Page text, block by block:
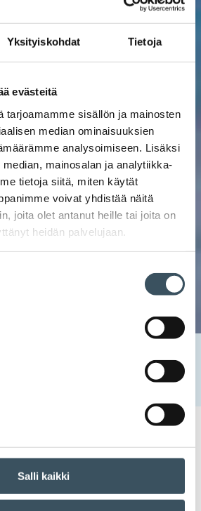
Yksityiskohdat Tietoja
evästeitä
tarjoamamme sisällön ja mainosten
median ominaisuuksien
analysoimiseen. Lisäksi
mainosalan ja analytiikka-
tietoja siitä, miten käytät
voivat yhdistää näitä
joita olet antanut heille tai joita on
heidän palvelujaan.
Salli kaikki
yrityksessä – käytännön opit
,työsuojeluvaltuutettu,vaalit